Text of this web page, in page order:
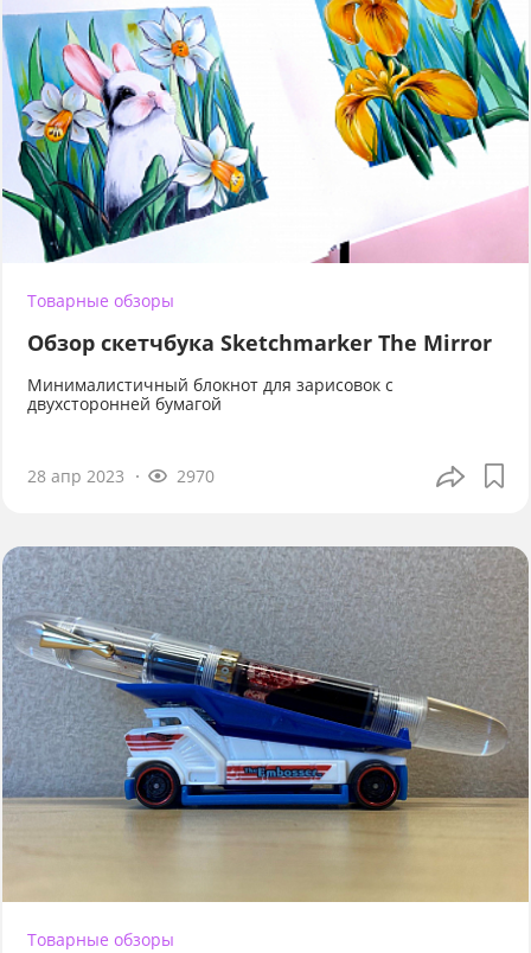
Товарные обзоры
Обзор скетчбука Sketchmarker The Mirror
Минималистичный блокнот для зарисовок с
двухсторонней бумагой
28 апр 2023 2970
Товарные обзоры